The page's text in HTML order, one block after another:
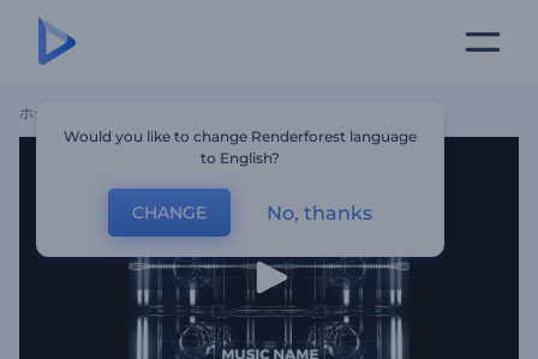
ホーム
Would you like to change Renderforest language
to English?
CHANGE No, thanks